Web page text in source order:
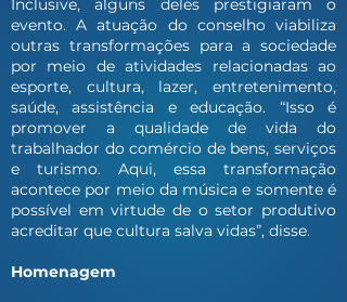
Inclusive, alguns deles prestigiaram o
evento. A atuação do conselho viabiliza
outras transformações para a sociedade
por meio de atividades relacionadas ao
esporte, cultura, lazer, entretenimento,
saúde, assistência e educação. “Isso é
promover a qualidade de vida do
trabalhador do comércio de bens, serviços
e turismo. Aqui, essa transformação
acontece por meio da música e somente é
possível em virtude de o setor produtivo
acreditar que cultura salva vidas”, disse.
Homenagem